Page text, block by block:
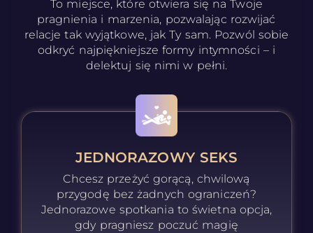
To miejsce, które otwiera się na Twoje
pragnienia i marzenia, pozwalając rozwijać
relacje tak wyjątkowe, jak Ty sam. Pozwól sobie
odkryć najpiękniejsze formy intymności – i
delektuj się nimi w pełni.
JEDNORAZOWY SEKS
Chcesz przeżyć gorącą, chwilową
przygodę bez żadnych ograniczeń?
Jednorazowe spotkania to świetna opcja,
gdy pragniesz poczuć magię